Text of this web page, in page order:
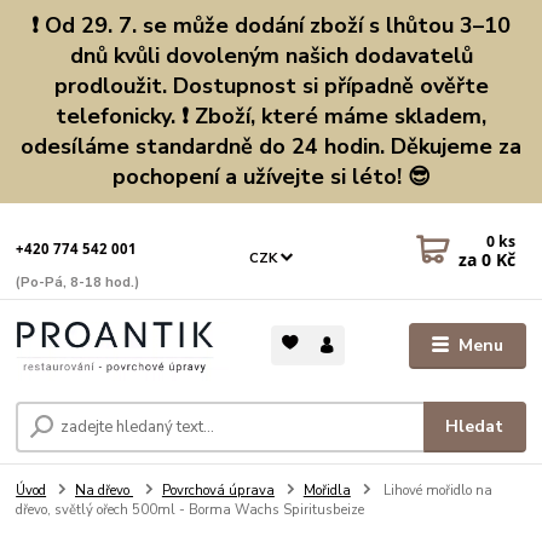
❗ Od 29. 7. se může dodání zboží s lhůtou 3–10
dnů kvůli dovoleným našich dodavatelů
prodloužit. Dostupnost si případně ověřte
telefonicky. ❗ Zboží, které máme skladem,
odesíláme standardně do 24 hodin. Děkujeme za
pochopení a užívejte si léto! 😎
Menu
CZK
Hledat
+420 774 542 001
(Po-Pá, 8-18 hod.)
0 ks
za 0 Kč
Úvod Na dřevo Povrchová úprava Mořidla
Lihové mořidlo na
dřevo, světlý ořech 500ml - Borma Wachs Spiritusbeize